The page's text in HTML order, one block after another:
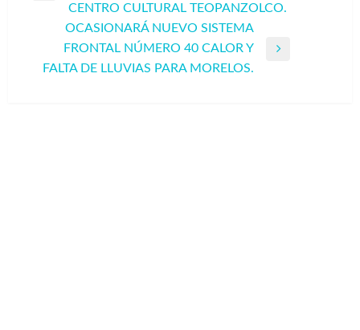
entradasCENTRO CULTURAL TEOPANZOLCO.
OCASIONARÁ NUEVO SISTEMA
FRONTAL NÚMERO 40 CALOR Y
FALTA DE LLUVIAS PARA MORELOS.